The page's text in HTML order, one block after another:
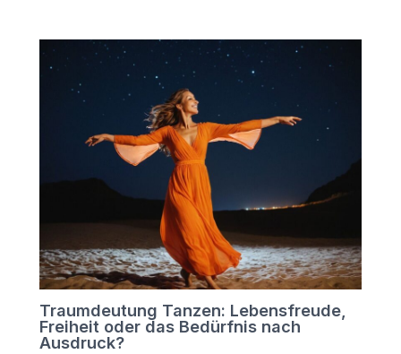
Traumdeutung Tanzen: Lebensfreude,
Freiheit oder das Bedürfnis nach
Ausdruck?